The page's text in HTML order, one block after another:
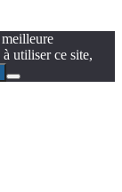
utiliser ce site,